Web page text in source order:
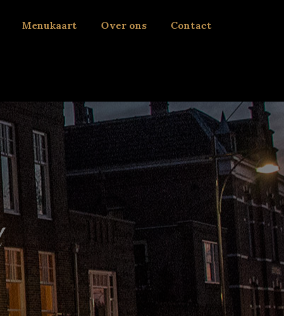
Menukaart Over ons Contact